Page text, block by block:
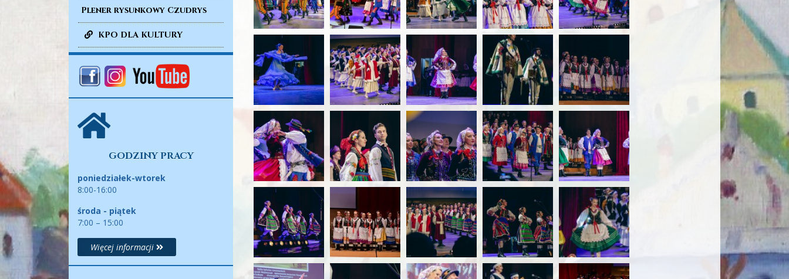
Plener rysunkowy Czudrys
KPO DLA KULTURY
GODZINY PRACY
poniedziałek-wtorek
8:00-16:00
środa - piątek
7:00 – 15:00
Więcej informacji